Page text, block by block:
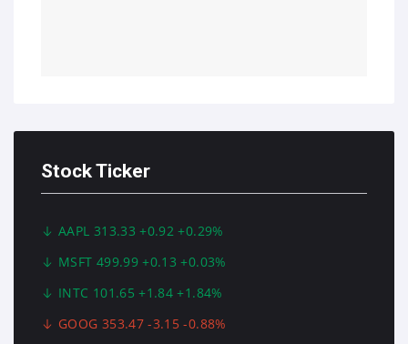
Stock Ticker
AAPL 313.33 +0.92 +0.29%
MSFT 499.99 +0.13 +0.03%
INTC 101.65 +1.84 +1.84%
GOOG 353.47 -3.15 -0.88%